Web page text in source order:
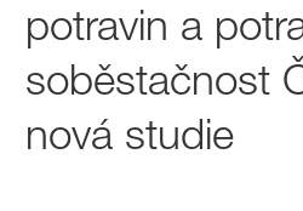
potravin a
soběstačnost
nová studie